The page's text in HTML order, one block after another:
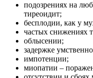
подозрениях на
тиреоидит;
бесплодии, как у
частых снижениях
облысении;
задержке
импотенции;
миопатии –